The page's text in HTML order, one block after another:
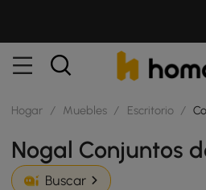
Hogar / Muebles / Escritorio /
Nogal Conjuntos
Buscar